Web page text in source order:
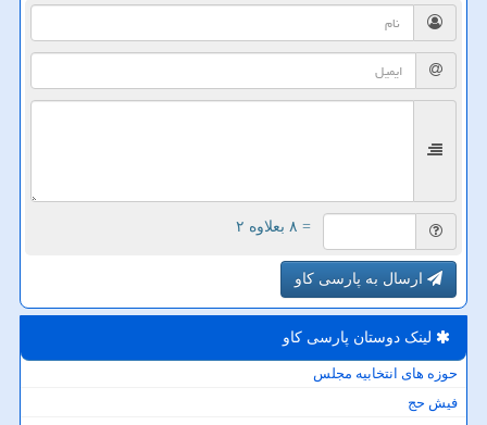
= ۸ بعلاوه ۲
ارسال به پارسی کاو
لینک دوستان پارسی كاو
حوزه های انتخابیه مجلس
فیش حج